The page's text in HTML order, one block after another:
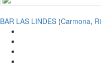
BAR LAS LINDES (Carmona,